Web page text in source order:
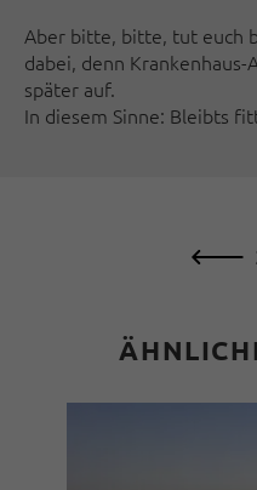
Aber bitte, bitte, tut euch
dabei, denn
später auf.
In diesem Sinne: Bleibts